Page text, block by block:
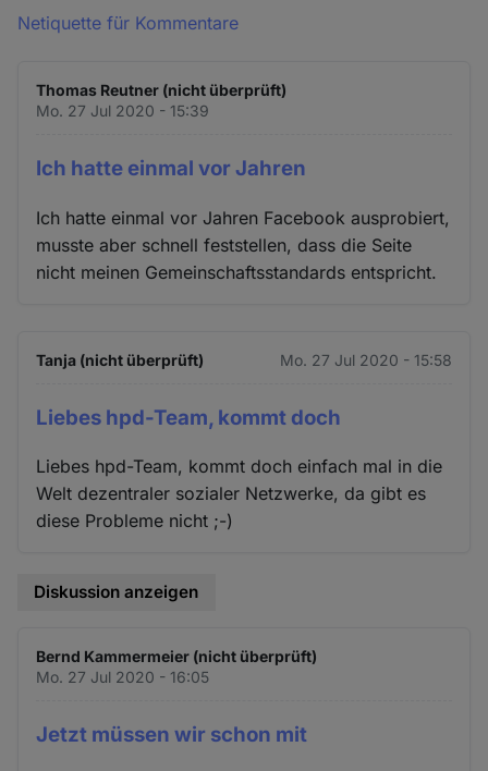
Netiquette für Kommentare
Thomas Reutner (nicht überprüft)
Mo. 27 Jul 2020 - 15:39
Ich hatte einmal vor Jahren
Ich hatte einmal vor Jahren Facebook ausprobiert,
musste aber schnell feststellen, dass die Seite
nicht meinen Gemeinschaftsstandards entspricht.
Tanja (nicht überprüft) Mo. 27 Jul 2020 - 15:58
Liebes hpd-Team, kommt doch
Liebes hpd-Team, kommt doch einfach mal in die
Welt dezentraler sozialer Netzwerke, da gibt es
diese Probleme nicht ;-)
Diskussion anzeigen
Bernd Kammermeier (nicht überprüft)
Mo. 27 Jul 2020 - 16:05
Jetzt müssen wir schon mit